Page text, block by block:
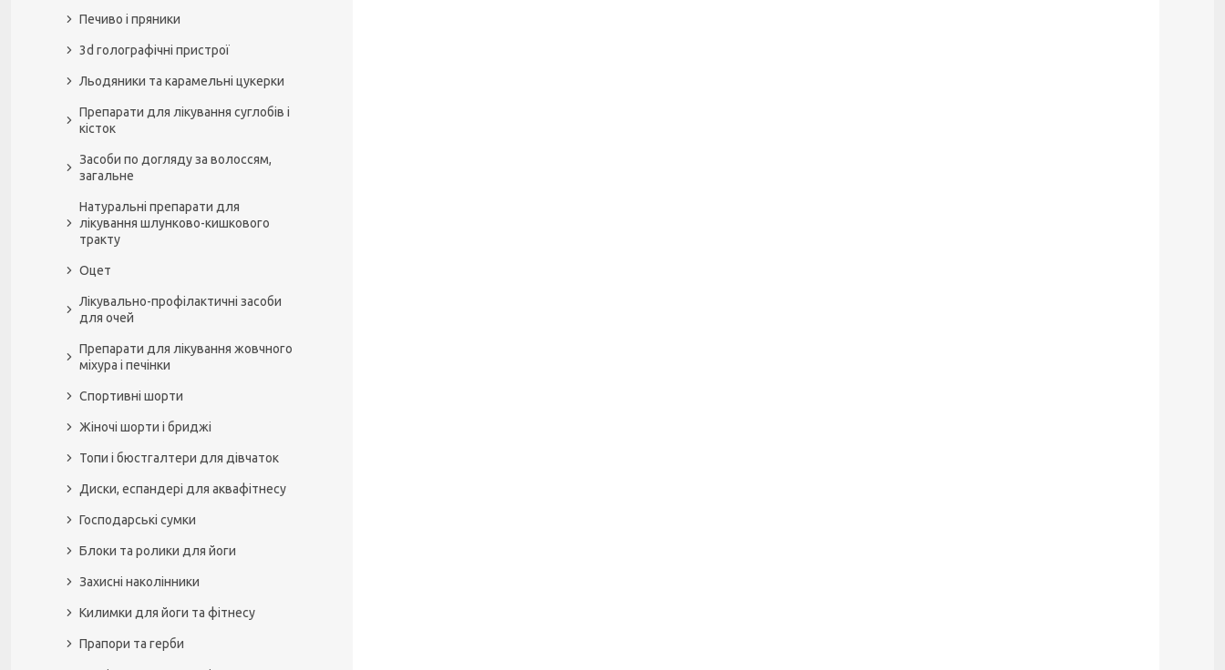
Печиво і пряники
3d голографічні пристрої
Льодяники та карамельні цукерки
Препарати для лікування суглобів і
кісток
Засоби по догляду за волоссям,
загальне
Натуральні препарати для
лікування шлунково-кишкового
тракту
Оцет
Лікувально-профілактичні засоби
для очей
Препарати для лікування жовчного
міхура і печінки
Спортивні шорти
Жіночі шорти і бриджі
Топи і бюстгалтери для дівчаток
Диски, еспандері для аквафітнесу
Господарські сумки
Блоки та ролики для йоги
Захисні наколінники
Килимки для йоги та фітнесу
Прапори та герби